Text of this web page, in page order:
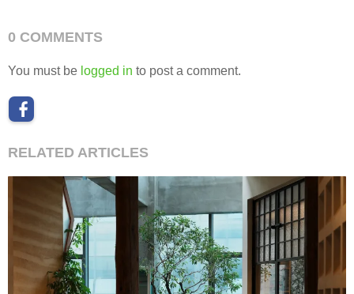
0 COMMENTS
You must be logged in to post a comment.
RELATED ARTICLES